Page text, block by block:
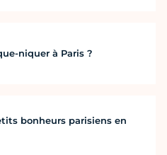
niquer à Paris ?
bonheurs parisiens en